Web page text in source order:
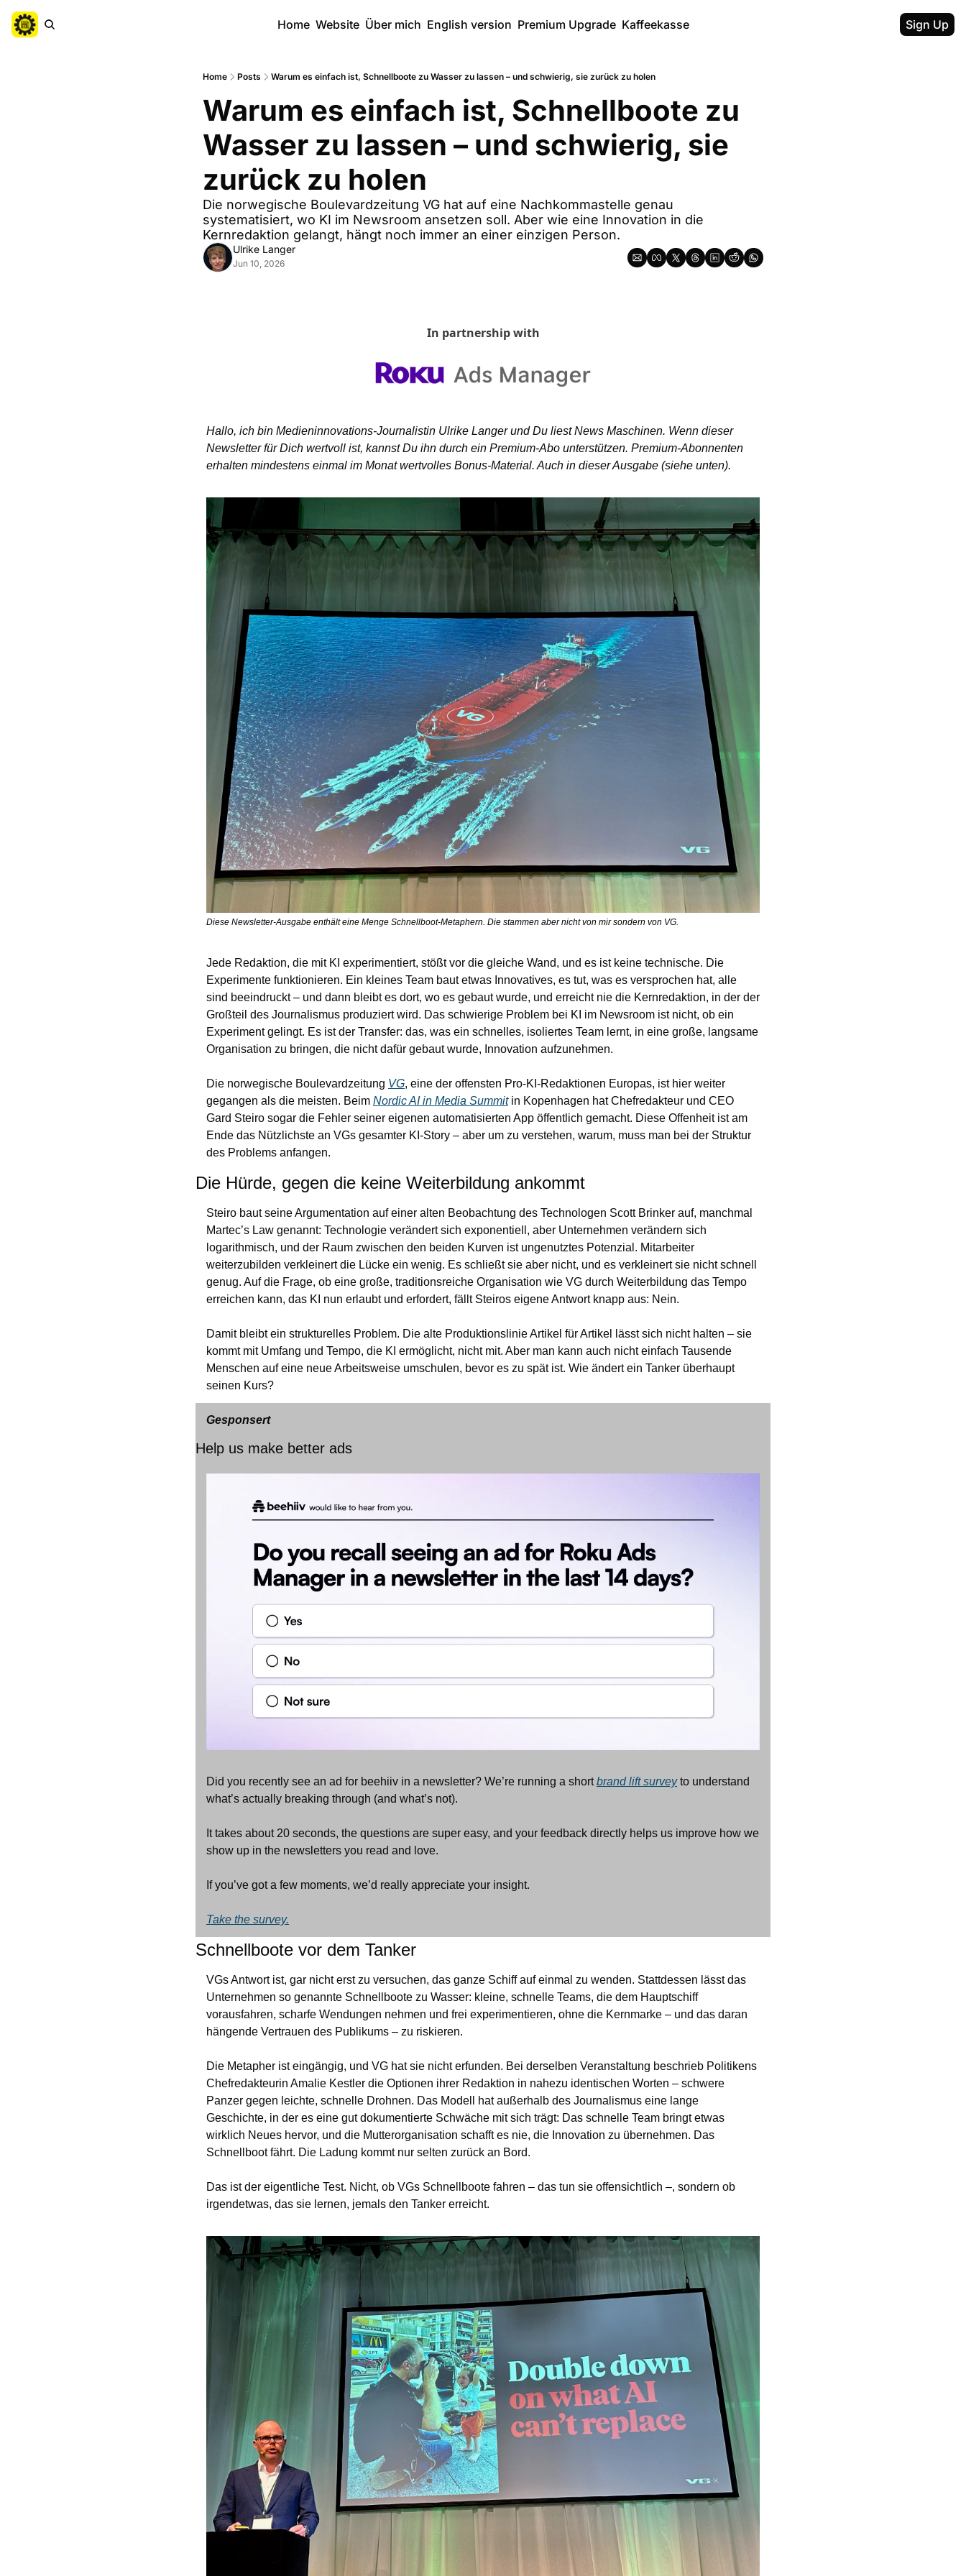
Home Website Über mich English version Premium Upgrade Kaffeekasse Sign Up
Home Posts Warum es einfach ist, Schnellboote zu Wasser zu lassen – und schwierig, sie zurück zu holen
Warum es einfach ist, Schnellboote zu
Wasser zu lassen – und schwierig, sie
zurück zu holen
Die norwegische Boulevardzeitung VG hat auf eine Nachkommastelle genau
systematisiert, wo KI im Newsroom ansetzen soll. Aber wie eine Innovation in die
Kernredaktion gelangt, hängt noch immer an einer einzigen Person.
Ulrike Langer
Jun 10, 2026
In partnership with
Hallo, ich bin Medieninnovations-Journalistin Ulrike Langer und Du liest News Maschinen. Wenn dieser
Newsletter für Dich wertvoll ist, kannst Du ihn durch ein Premium-Abo unterstützen. Premium-Abonnenten
erhalten mindestens einmal im Monat wertvolles Bonus-Material. Auch in dieser Ausgabe (siehe unten).
Diese Newsletter-Ausgabe enthält eine Menge Schnellboot-Metaphern. Die stammen aber nicht von mir sondern von VG.
Jede Redaktion, die mit KI experimentiert, stößt vor die gleiche Wand, und es ist keine technische. Die
Experimente funktionieren. Ein kleines Team baut etwas Innovatives, es tut, was es versprochen hat, alle
sind beeindruckt – und dann bleibt es dort, wo es gebaut wurde, und erreicht nie die Kernredaktion, in der der
Großteil des Journalismus produziert wird. Das schwierige Problem bei KI im Newsroom ist nicht, ob ein
Experiment gelingt. Es ist der Transfer: das, was ein schnelles, isoliertes Team lernt, in eine große, langsame
Organisation zu bringen, die nicht dafür gebaut wurde, Innovation aufzunehmen.
Die norwegische Boulevardzeitung VG, eine der offensten Pro-KI-Redaktionen Europas, ist hier weiter
gegangen als die meisten. Beim Nordic AI in Media Summit in Kopenhagen hat Chefredakteur und CEO
Gard Steiro sogar die Fehler seiner eigenen automatisierten App öffentlich gemacht. Diese Offenheit ist am
Ende das Nützlichste an VGs gesamter KI-Story – aber um zu verstehen, warum, muss man bei der Struktur
des Problems anfangen.
Die Hürde, gegen die keine Weiterbildung ankommt
Steiro baut seine Argumentation auf einer alten Beobachtung des Technologen Scott Brinker auf, manchmal
Martec’s Law genannt: Technologie verändert sich exponentiell, aber Unternehmen verändern sich
logarithmisch, und der Raum zwischen den beiden Kurven ist ungenutztes Potenzial. Mitarbeiter
weiterzubilden verkleinert die Lücke ein wenig. Es schließt sie aber nicht, und es verkleinert sie nicht schnell
genug. Auf die Frage, ob eine große, traditionsreiche Organisation wie VG durch Weiterbildung das Tempo
erreichen kann, das KI nun erlaubt und erfordert, fällt Steiros eigene Antwort knapp aus: Nein.
Damit bleibt ein strukturelles Problem. Die alte Produktionslinie Artikel für Artikel lässt sich nicht halten – sie
kommt mit Umfang und Tempo, die KI ermöglicht, nicht mit. Aber man kann auch nicht einfach Tausende
Menschen auf eine neue Arbeitsweise umschulen, bevor es zu spät ist. Wie ändert ein Tanker überhaupt
seinen Kurs?
Gesponsert
Help us make better ads
Did you recently see an ad for beehiiv in a newsletter? We’re running a short brand lift survey to understand
what’s actually breaking through (and what’s not).
It takes about 20 seconds, the questions are super easy, and your feedback directly helps us improve how we
show up in the newsletters you read and love.
If you’ve got a few moments, we’d really appreciate your insight.
Take the survey.
Schnellboote vor dem Tanker
VGs Antwort ist, gar nicht erst zu versuchen, das ganze Schiff auf einmal zu wenden. Stattdessen lässt das
Unternehmen so genannte Schnellboote zu Wasser: kleine, schnelle Teams, die dem Hauptschiff
vorausfahren, scharfe Wendungen nehmen und frei experimentieren, ohne die Kernmarke – und das daran
hängende Vertrauen des Publikums – zu riskieren.
Die Metapher ist eingängig, und VG hat sie nicht erfunden. Bei derselben Veranstaltung beschrieb Politikens
Chefredakteurin Amalie Kestler die Optionen ihrer Redaktion in nahezu identischen Worten – schwere
Panzer gegen leichte, schnelle Drohnen. Das Modell hat außerhalb des Journalismus eine lange
Geschichte, in der es eine gut dokumentierte Schwäche mit sich trägt: Das schnelle Team bringt etwas
wirklich Neues hervor, und die Mutterorganisation schafft es nie, die Innovation zu übernehmen. Das
Schnellboot fährt. Die Ladung kommt nur selten zurück an Bord.
Das ist der eigentliche Test. Nicht, ob VGs Schnellboote fahren – das tun sie offensichtlich –, sondern ob
irgendetwas, das sie lernen, jemals den Tanker erreicht.